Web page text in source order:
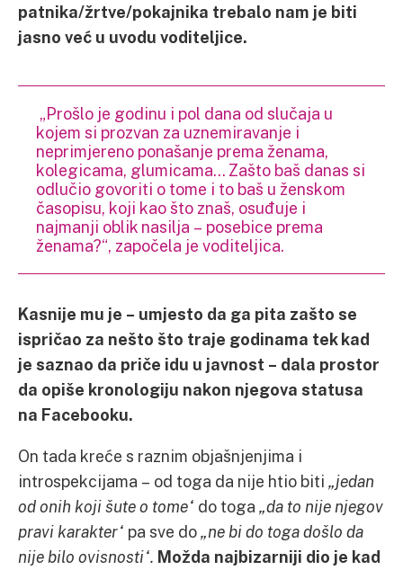
patnika/žrtve/pokajnika trebalo nam je biti
jasno već u uvodu voditeljice.
„Prošlo je godinu i pol dana od slučaja u
kojem si prozvan za uznemiravanje i
neprimjereno ponašanje prema ženama,
kolegicama, glumicama… Zašto baš danas si
odlučio govoriti o tome i to baš u ženskom
časopisu, koji kao što znaš, osuđuje i
najmanji oblik nasilja – posebice prema
ženama?“, započela je voditeljica.
Kasnije mu je – umjesto da ga pita zašto se
ispričao za nešto što traje godinama tek kad
je saznao da priče idu u javnost – dala prostor
da opiše kronologiju nakon njegova statusa
na Facebooku.
On tada kreće s raznim objašnjenjima i
introspekcijama – od toga da nije htio biti „jedan
od onih koji šute o tome“ do toga „da to nije njegov
pravi karakter“ pa sve do„ne bi do toga došlo da
nije bilo ovisnosti“. Možda najbizarniji dio je kad